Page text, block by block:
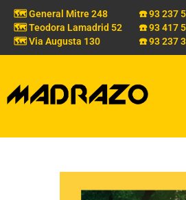
🗺️ General Mitre 248
🗺️ Teodora Lamadrid 52
🗺️ Via Augusta 130
☎️ 93 237
☎️ 93 417
☎️ 93 237